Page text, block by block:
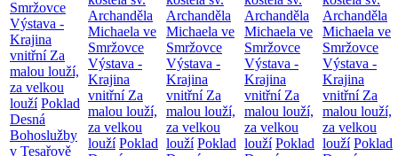
Smržovce
Výstava -
Krajina
vnitřní Za
malou louží,
za velkou
louží Poklad
Desná
Bohoslužby
v Tesařově
Archanděla
Michaela ve
Smržovce
Výstava -
Krajina
vnitřní Za
malou louží,
za velkou
louží Poklad
Archanděla
Michaela ve
Smržovce
Výstava -
Krajina
vnitřní Za
malou louží,
za velkou
louží Poklad
Archanděla
Michaela ve
Smržovce
Výstava -
Krajina
vnitřní Za
malou louží,
za velkou
louží Poklad
Archanděla
Michaela ve
Smržovce
Výstava -
Krajina
vnitřní Za
malou louží,
za velkou
louží Poklad